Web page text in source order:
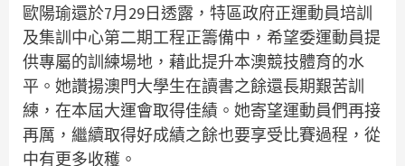
歐陽瑜還於7月29日透露，特區政府正運動員培訓
及集訓中心第二期工程正籌備中，希望委運動員提
供專屬的訓練場地，藉此提升本澳競技體育的水
平。她讚揚澳門大學生在讀書之餘還長期艱苦訓
練，在本屆大運會取得佳績。她寄望運動員們再接
再厲，繼續取得好成績之餘也要享受比賽過程，從
中有更多收穫。